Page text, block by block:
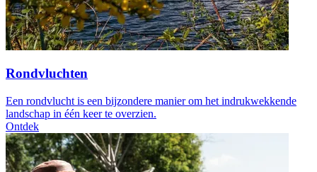
Rondvluchten
Een rondvlucht is een bijzondere manier om het indrukwekkende
landschap in één keer te overzien.
Ontdek